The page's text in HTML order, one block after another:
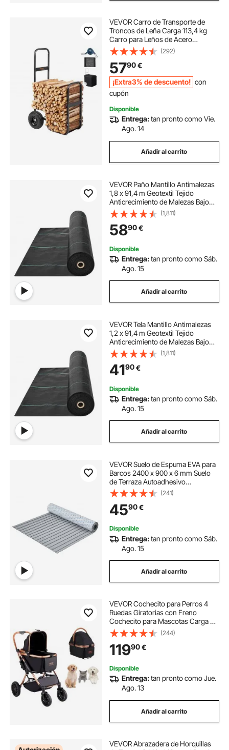
VEVOR Carro de Transporte de
Troncos de Leña Carga 113,4 kg
Carro para Leños de Acero
67x52x110 cm Almacenamiento de
Leños con Ruedas de PU Cubierta
Impermeable Soporte para Leños
para Chimenea, Negro
(292)
5790€
¡Extra3% de descuento! con
cupón
Disponible
Entrega:tan pronto como Vie.
Ago. 14
Añadir al carrito
VEVOR Paño Mantillo Antimalezas
1,8 x 91,4 m Geotextil Tejido
Anticrecimiento de Malezas Bajo
Grava 102 g/m² Paño PP Permeable
Resistente al Desgarro para
Paisajismo, Cubierta del Suelo,
Negro
(1,811)
5890€
Disponible
Entrega:tan pronto como Sáb.
Ago. 15
Añadir al carrito
VEVOR Tela Mantillo Antimalezas
1,2 x 91,4 m Geotextil Tejido
Anticrecimiento de Malezas Bajo
Grava 108 g/m² Tejido PP
Permeable Resistente al Desgarro
para Paisajismo, Cubierta del Suelo,
Negro
(1,811)
4190€
Disponible
Entrega:tan pronto como Sáb.
Ago. 15
Añadir al carrito
VEVOR Suelo de Espuma EVA para
Barcos 2400 x 900 x 6 mm Suelo
de Terraza Autoadhesivo
Antideslizante, 21600 cm², Estera
Marina para Barcos, yates,
pontones, Cubiertas de Kayak
(241)
4590€
Disponible
Entrega:tan pronto como Sáb.
Ago. 15
Añadir al carrito
VEVOR Cochecito para Perros 4
Ruedas Giratorias con Freno
Cochecito para Mascotas Carga 30
kg Cochecito para Gatos Soporte
Extraíble Cesta de Almacenamiento
Cojín para Perros
Pequeños/Medianos, Negro
(244)
11990€
Disponible
Entrega:tan pronto como Jue.
Ago. 13
Añadir al carrito
VEVOR Abrazadera de Horquillas